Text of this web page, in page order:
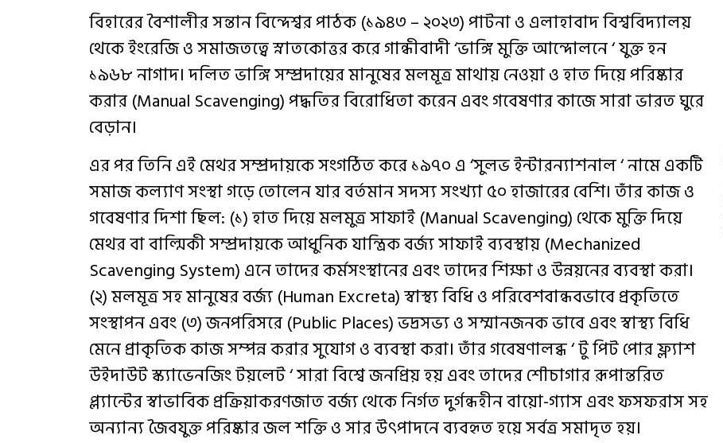
বিহারের বৈশালীর সন্তানবিন্দেশ্বর পাঠক (১৯৪৩ – ২০২৩)পাটনা ও এলাহাবাদ বিশ্ববিদ্যালয়
থেকে ইংরেজি ও সমাজতত্বে স্নাতকোত্তর করে গান্ধীবাদী‘ভাঙ্গি মুক্তি আন্দোলনে‘ যুক্ত হন
১৯৬৮ নাগাদ। দলিত ভাঙ্গি সম্প্রদায়ের মানুষের মলমূত্র মাথায় নেওয়া ও হাত দিয়ে পরিষ্কার
করার (Manual Scavenging) পদ্ধতির বিরোধিতা করেন এবং গবেষণার কাজে সারা ভারত ঘুরে
বেড়ান।
এর পর তিনি এই মেথর সম্প্রদায়কে সংগঠিত করে ১৯৭০ এ‘সুলভ ইন্টারন্যাশনাল‘ নামে একটি
সমাজ কল্যাণ সংস্থা গড়ে তোলেন যার বর্তমান সদস্য সংখ্যা ৫০ হাজারের বেশি। তাঁর কাজ ও
গবেষণার দিশা ছিল: (১) হাত দিয়ে মলমুত্র সাফাই (Manual Scavenging) থেকে মুক্তি দিয়ে
মেথর বা বাল্মিকী সম্প্রদায়কে আধুনিক যান্ত্রিক বর্জ্য সাফাই ব্যবস্থায় (Mechanized
Scavenging System) এনে তাদের কর্মসংস্থানের এবং তাদের শিক্ষা ও উন্নয়নের ব্যবস্থা করা।
(২) মলমূত্র সহ মানুষের বর্জ্য (Human Excreta) স্বাস্থ্য বিধি ও পরিবেশবান্ধবভাবে প্রকৃতিতে
সংস্থাপন এবং (৩) জনপরিসরে (Public Places) ভদ্রসভ্য ও সম্মানজনক ভাবে এবং স্বাস্থ্য বিধি
মেনে প্রাকৃতিক কাজ সম্পন্ন করার সুযোগ ও ব্যবস্থা করা। তাঁর গবেষণালব্ধ ‘ টু পিট পোর ফ্ল্যাশ
উইদাউট স্ক্যাভেনজিং টয়লেট ‘ সারা বিশ্বে জনপ্রিয় হয় এবং তাদের শৌচাগার রূপান্তরিত
প্ল্যান্টের স্বাভাবিক প্রক্রিয়াকরণজাত বর্জ্য থেকে নির্গত দুর্গন্ধহীন বায়ো-গ্যাস এবং ফসফরাস সহ
অন্যান্য জৈবযুক্ত পরিষ্কার জল শক্তি ও সার উৎপাদনে ব্যবহৃত হয়ে সর্বত্র সমাদৃত হয়।